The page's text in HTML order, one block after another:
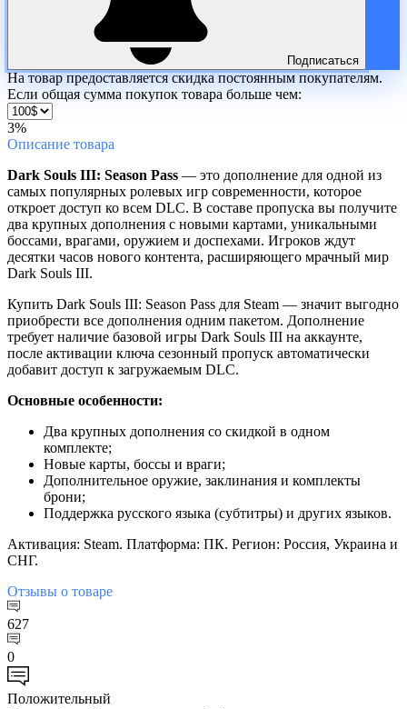
Подписаться
На товар предоставляется скидка постоянным покупателям.
Если общая сумма покупок товара больше чем:
3%
Описание товара
Dark Souls III: Season Pass — это дополнение для одной из
самых популярных ролевых игр современности, которое
откроет доступ ко всем DLC. В составе пропуска вы получите
два крупных дополнения с новыми картами, уникальными
боссами, врагами, оружием и доспехами. Игроков ждут
десятки часов нового контента, расширяющего мрачный мир
Dark Souls III.
Купить Dark Souls III: Season Pass для Steam — значит выгодно
приобрести все дополнения одним пакетом. Дополнение
требует наличие базовой игры Dark Souls III на аккаунте,
после активации ключа сезонный пропуск автоматически
добавит доступ к загружаемым DLC.
Основные особенности:
Два крупных дополнения со скидкой в одном
комплекте;
Новые карты, боссы и враги;
Дополнительное оружие, заклинания и комплекты
брони;
Поддержка русского языка (субтитры) и других языков.
Активация: Steam. Платформа: ПК. Регион: Россия, Украина и
СНГ.
Отзывы о товаре
627
0
Положительный